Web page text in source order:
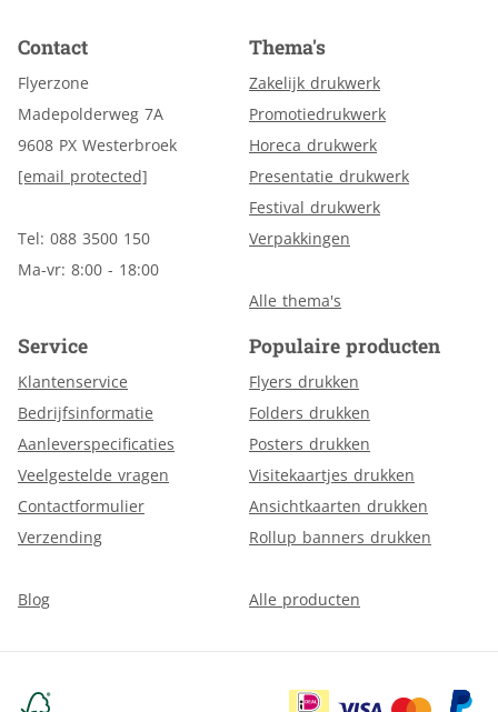
Contact
Flyerzone
Madepolderweg 7A
9608 PX Westerbroek
[email protected]
Tel: 088 3500 150
Ma-vr: 8:00 - 18:00
Thema's
Zakelijk drukwerk
Promotiedrukwerk
Horeca drukwerk
Presentatie drukwerk
Festival drukwerk
Verpakkingen
Alle thema's
Service
Klantenservice
Bedrijfsinformatie
Aanleverspecificaties
Veelgestelde vragen
Contactformulier
Verzending
Blog
Populaire producten
Flyers drukken
Folders drukken
Posters drukken
Visitekaartjes drukken
Ansichtkaarten drukken
Rollup banners drukken
Alle producten